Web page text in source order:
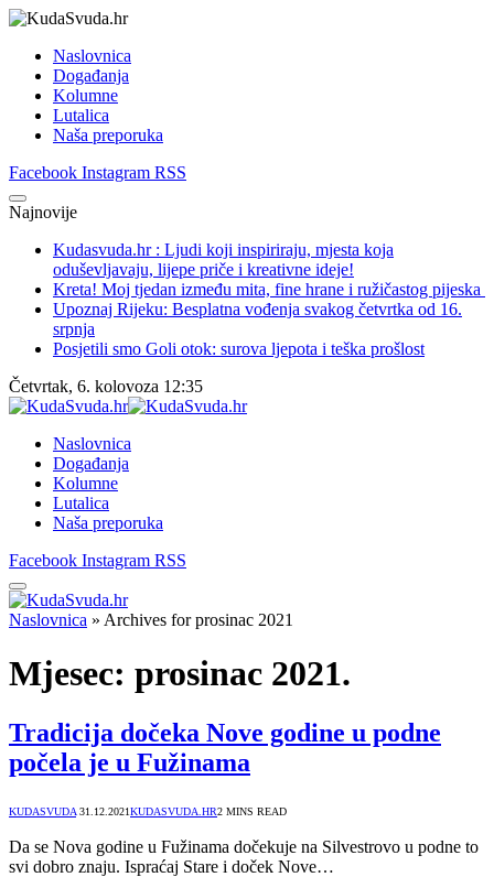
Naslovnica
Događanja
Kolumne
Lutalica
Naša preporuka
Facebook Instagram RSS
Najnovije
Kudasvuda.hr : Ljudi koji inspiriraju, mjesta koja
oduševljavaju, lijepe priče i kreativne ideje!
Kreta! Moj tjedan između mita, fine hrane i ružičastog pijeska
Upoznaj Rijeku: Besplatna vođenja svakog četvrtka od 16.
srpnja
Posjetili smo Goli otok: surova ljepota i teška prošlost
Četvrtak, 6. kolovoza 12:35
Naslovnica
Događanja
Kolumne
Lutalica
Naša preporuka
Facebook Instagram RSS
Naslovnica » Archives for prosinac 2021
Mjesec: prosinac 2021.
Tradicija dočeka Nove godine u podne
počela je u Fužinama
KUDASVUDA 31.12.2021KUDASVUDA.HR2 MINS READ
Da se Nova godine u Fužinama dočekuje na Silvestrovo u podne to
svi dobro znaju. Ispraćaj Stare i doček Nove…